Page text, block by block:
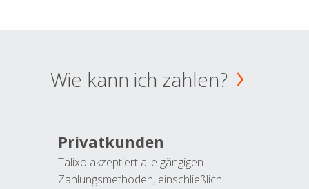
Wie kann ich zahlen?
Privatkunden
Talixo akzeptiert alle gängigen
Zahlungsmethoden, einschließlich